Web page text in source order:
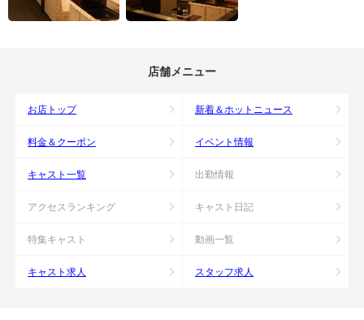
店舗メニュー
お店トップ 新着＆ホットニュース
料金＆クーポン イベント情報
キャスト一覧 出勤情報
アクセスランキング キャスト日記
特集キャスト 動画一覧
キャスト求人 スタッフ求人